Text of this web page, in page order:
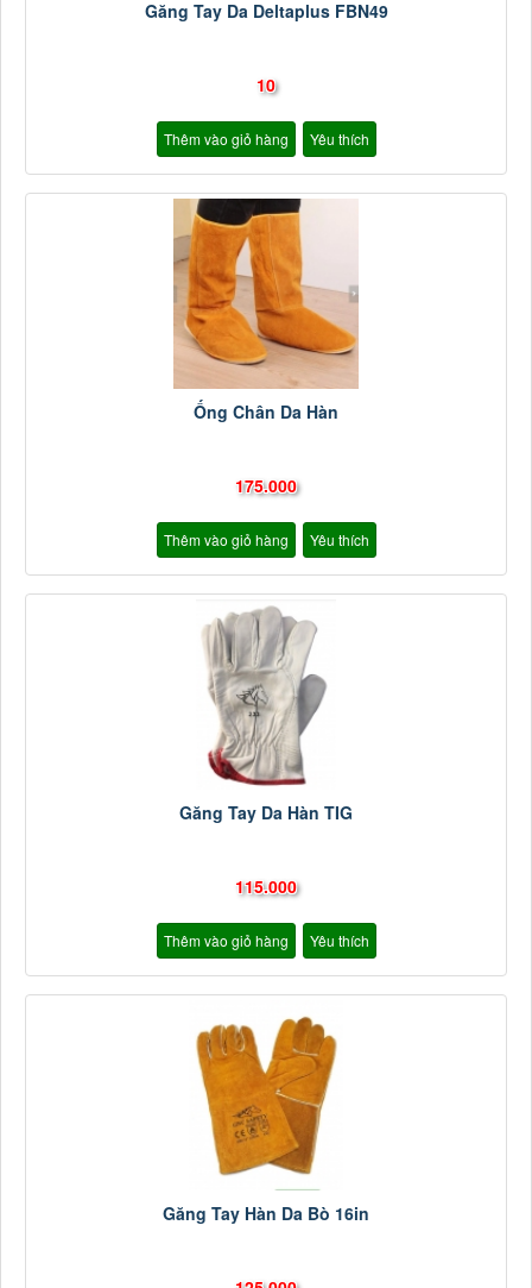
Găng Tay Da Deltaplus FBN49
10
Thêm vào giỏ hàng Yêu thích
Ống Chân Da Hàn
175.000
Thêm vào giỏ hàng Yêu thích
Găng Tay Da Hàn TIG
115.000
Thêm vào giỏ hàng Yêu thích
Găng Tay Hàn Da Bò 16in